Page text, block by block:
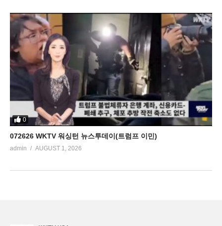
0
072626 WKTV 워싱턴 뉴스투데이(트럼프 이민)
admin AUGUST 1, 2026